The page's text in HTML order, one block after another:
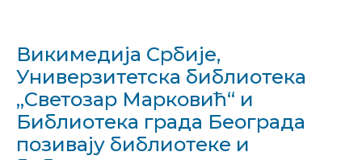
Викимедија Србије,
Универзитетска библиотека
„Светозар Марковић“ и
Библиотека града Београда
позивају библиотеке и